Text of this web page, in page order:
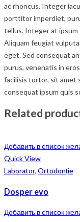
ac rhoncus. Integer
porttitor imperdiet,
tellus. Integer at ipsum
Aliquam feugiat
eget. Sed consequat
purus, venenatis in
facilisis tortor, sit amet
consequat ipsum quis
Related
Добавить в список
Quick View
Laborator, Ortodonție
Dosper evo
Добавить в список